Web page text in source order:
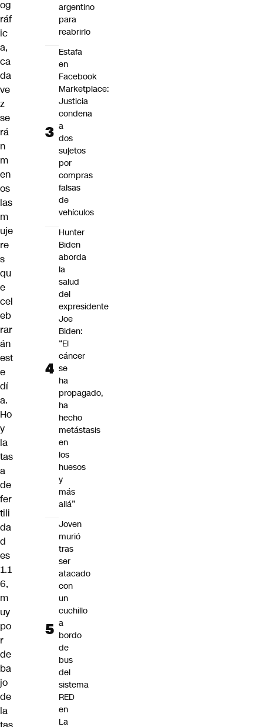
og
ráf
ic
a,
ca
da
ve
z
se
rá
n
m
en
os
las
m
uje
re
s
qu
e
cel
eb
rar
án
est
e
dí
a.
Ho
y
la
tas
a
de
fer
tili
da
d
es
1.1
6,
m
uy
po
r
de
ba
jo
de
la
argentino
para
reabrirlo
Estafa
en
Facebook
Marketplace:
Justicia
condena
a
dos
sujetos
por
compras
falsas
de
vehículos
Hunter
Biden
aborda
la
salud
del
expresidente
Joe
Biden:
“El
cáncer
se
ha
propagado,
ha
hecho
metástasis
en
los
huesos
y
más
allá”
Joven
murió
tras
ser
atacado
con
un
cuchillo
a
bordo
de
bus
del
sistema
RED
en
La